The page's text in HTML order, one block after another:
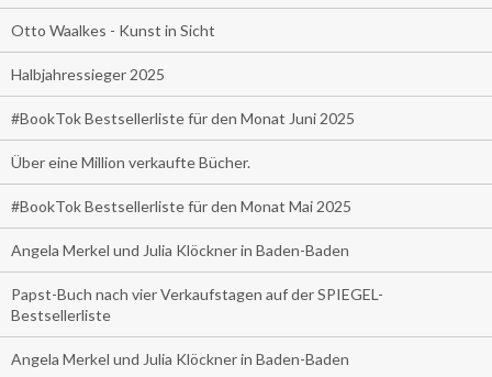
Otto Waalkes - Kunst in Sicht
Halbjahressieger 2025
#BookTok Bestsellerliste für den Monat Juni 2025
Über eine Million verkaufte Bücher.
#BookTok Bestsellerliste für den Monat Mai 2025
Angela Merkel und Julia Klöckner in Baden-Baden
Papst-Buch nach vier Verkaufstagen auf der SPIEGEL-
Bestsellerliste
Angela Merkel und Julia Klöckner in Baden-Baden